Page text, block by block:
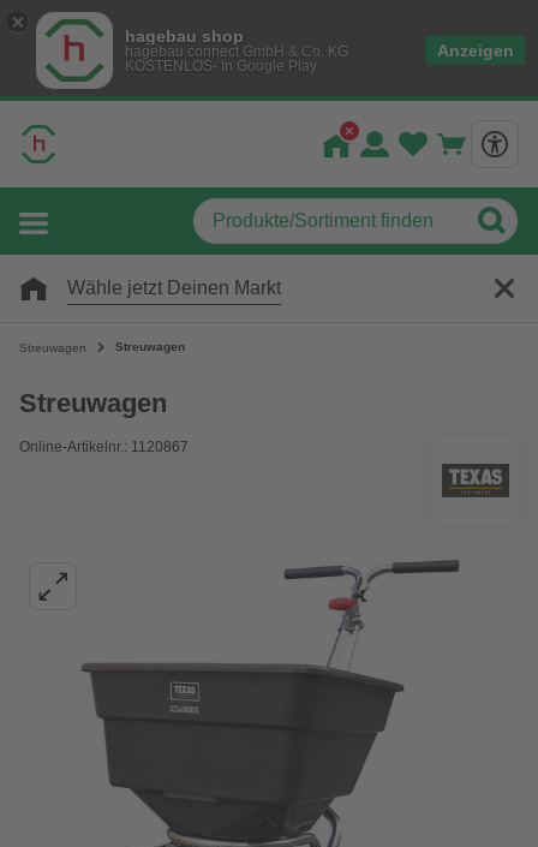
hagebau shop
hagebau connect GmbH & Co. KG
KOSTENLOS- In Google Play
Anzeigen
Wähle jetzt Deinen Markt
Streuwagen Streuwagen
Streuwagen
Online-Artikelnr.: 1120867